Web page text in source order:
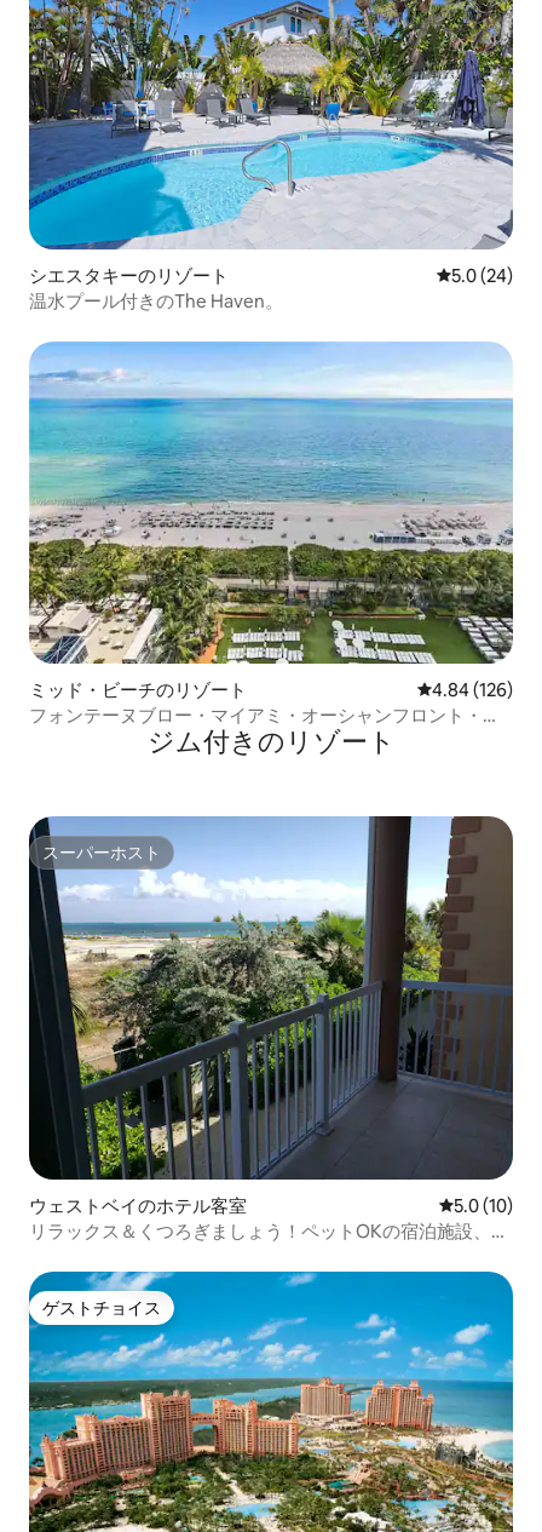
シエスタキーのリゾート レビュー24
5.0 (24)
温水プール付きのThe Haven。
ミッド・ビーチのリゾート レビュー126
4.84 (126)
フォンテーヌブロー・マイアミ・オーシャンフロント・ジ
ュニアスイートジム付きのリゾート
スーパーホスト
スーパーホスト
ウェストベイのホテル客室 レビュー10
5.0 (10)
リラックス＆くつろぎましょう！ペットOKの宿泊施設、駐
ゲストチョイス
ゲストチョイス